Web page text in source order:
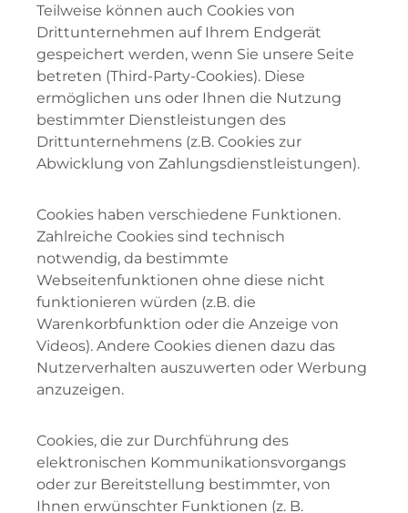
Teilweise können auch Cookies von
Drittunternehmen auf Ihrem Endgerät
gespeichert werden, wenn Sie unsere Seite
betreten (Third-Party-Cookies). Diese
ermöglichen uns oder Ihnen die Nutzung
bestimmter Dienstleistungen des
Drittunternehmens (z.B. Cookies zur
Abwicklung von Zahlungsdienstleistungen).
Cookies haben verschiedene Funktionen.
Zahlreiche Cookies sind technisch
notwendig, da bestimmte
Webseitenfunktionen ohne diese nicht
funktionieren würden (z.B. die
Warenkorbfunktion oder die Anzeige von
Videos). Andere Cookies dienen dazu das
Nutzerverhalten auszuwerten oder Werbung
anzuzeigen.
Cookies, die zur Durchführung des
elektronischen Kommunikationsvorgangs
oder zur Bereitstellung bestimmter, von
Ihnen erwünschter Funktionen (z. B.